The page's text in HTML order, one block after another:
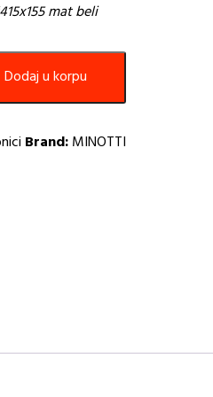
mat beli
Dodaj u korpu
Brand:MINOTTI